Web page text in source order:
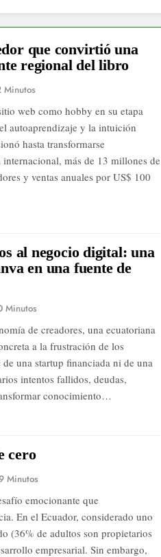
que convirtió una
regional del libro
Minutos
web como hobby en su etapa
autoaprendizaje y la intuición
hasta transformarse
más de 13 millones de
y ventas anuales por US$ 100
al negocio digital: una
en una fuente de
Minutos
de creadores, una ecuatoriana
a la frustración de los
una startup financiada ni de una
intentos fallidos, deudas,
conocimiento…
cero
Minutos
emocionante que
En el Ecuador, considerado uno
(36% de adultos son propietarios
empresarial. Sin embargo,